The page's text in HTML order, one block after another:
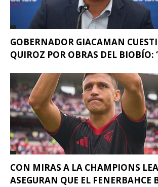
GOBERNADOR GIACAMAN
QUIROZ POR OBRAS DEL BIOBÍO:
CON MIRAS A LA CHAMPIONS
ASEGURAN QUE EL FENERBAHCE